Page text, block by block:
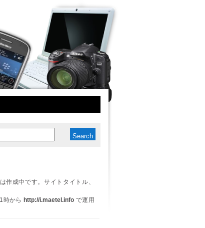
作成中です。サイトタイトル、
時から http://i.maetel.info で運用